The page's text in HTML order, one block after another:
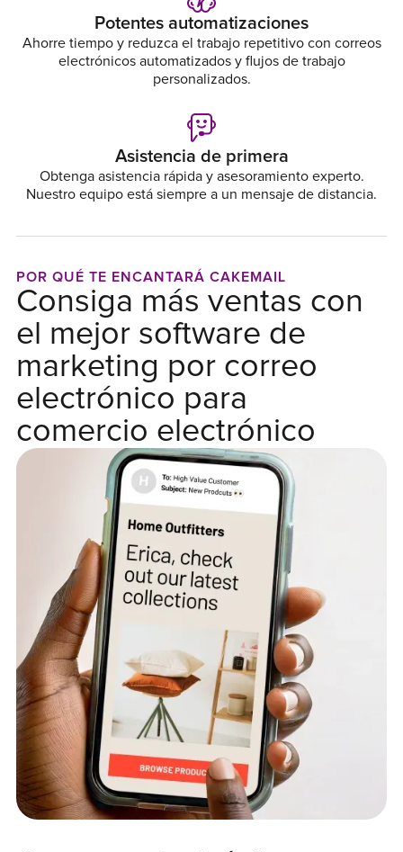
Potentes automatizaciones
Ahorre tiempo y reduzca el trabajo repetitivo con correos
electrónicos automatizados y flujos de trabajo
personalizados.
Asistencia de primera
Obtenga asistencia rápida y asesoramiento experto.
Nuestro equipo está siempre a un mensaje de distancia.
POR QUÉ TE ENCANTARÁ CAKEMAIL
Consiga más ventas con
el mejor software de
marketing por correo
electrónico para
comercio electrónico